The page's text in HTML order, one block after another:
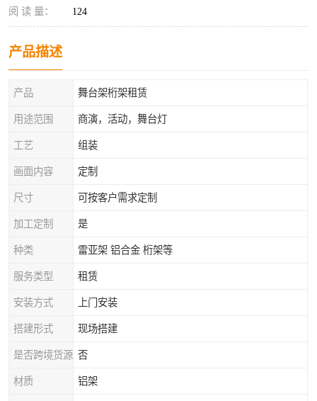
阅 读 量： 124
产品描述
产品 舞台架桁架租赁
用途范围 商演，活动，舞台灯
工艺 组装
画面内容 定制
尺寸 可按客户需求定制
加工定制 是
种类 雷亚架 铝合金 桁架等
服务类型 租赁
安装方式 上门安装
搭建形式 现场搭建
是否跨境货源 否
材质 铝架